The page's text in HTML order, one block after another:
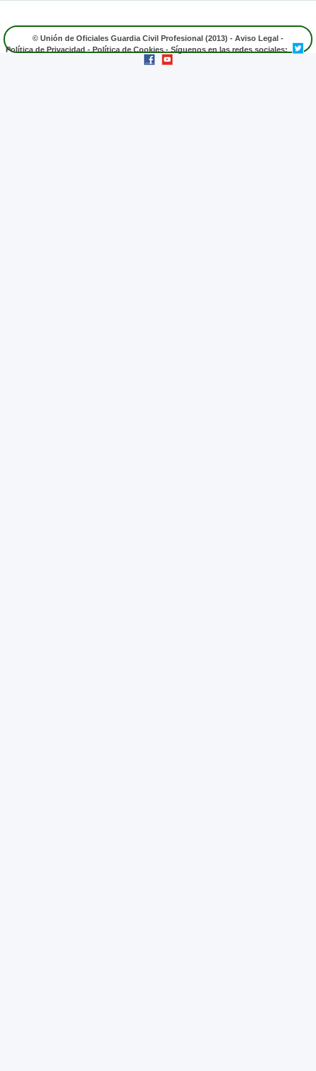
© Unión de Oficiales Guardia Civil Profesional (2013) - Aviso Legal -
Política de Privacidad-Política de Cookies- Síguenos en las redes sociales: